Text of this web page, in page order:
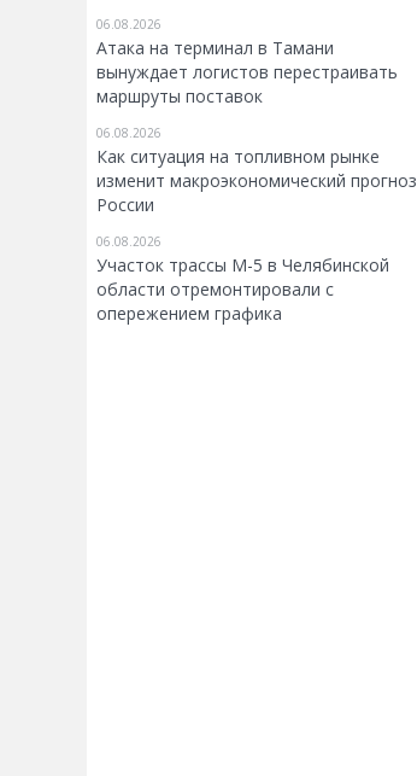
06.08.2026
Атака на терминал в Тамани
вынуждает логистов перестраивать
маршруты поставок
06.08.2026
Как ситуация на топливном рынке
изменит макроэкономический прогноз
России
06.08.2026
Участок трассы М-5 в Челябинской
области отремонтировали с
опережением графика